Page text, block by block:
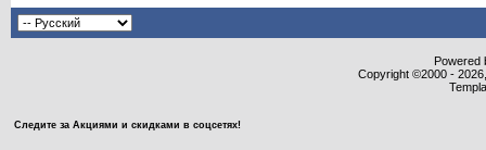
Powered
Copyright ©2000 -
Следите за Акциями и скидками в соцсетях!